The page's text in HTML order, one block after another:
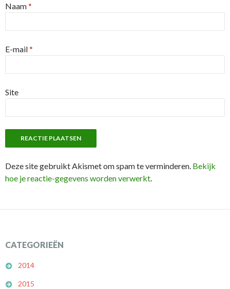
Naam*
E-mail*
Site
Deze site gebruikt Akismet om spam te verminderen. Bekijk
hoe je reactie-gegevens worden verwerkt.
CATEGORIEËN
2014
2015